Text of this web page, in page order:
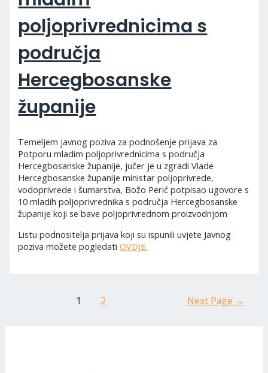
poljoprivrednicima s
područja
Hercegbosanske
županije
Temeljem javnog poziva za podnošenje prijava za
Potporu mladim poljoprivrednicima s područja
Hercegbosanske županije, jučer je u zgradi Vlade
Hercegbosanske županije ministar poljoprivrede,
vodoprivrede i šumarstva, Božo Perić potpisao ugovore s
10 mladih poljoprivrednika s područja Hercegbosanske
županije koji se bave poljoprivrednom proizvodnjom
Listu podnositelja prijava koji su ispunili uvjete Javnog
poziva možete pogledatiOVDJE.
1 2 Next Page →